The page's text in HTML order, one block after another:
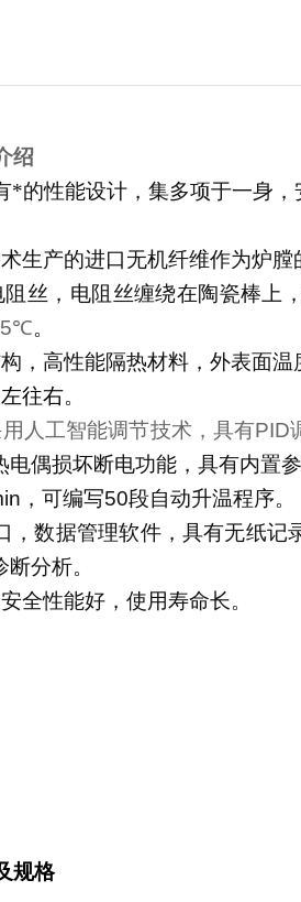
绍
*的性能设计，集多项于一身
生产的进口无机纤维作为炉膛
丝，电阻丝缠绕在陶瓷棒上
5℃。
，高性能隔热材料，外表面温
往右。
人工智能调节技术，具有PID
偶损坏断电功能，具有内置
，可编写50段自动升温程序。
，数据管理软件，具有无纸记
分析。
全性能好，使用寿命长。
规格